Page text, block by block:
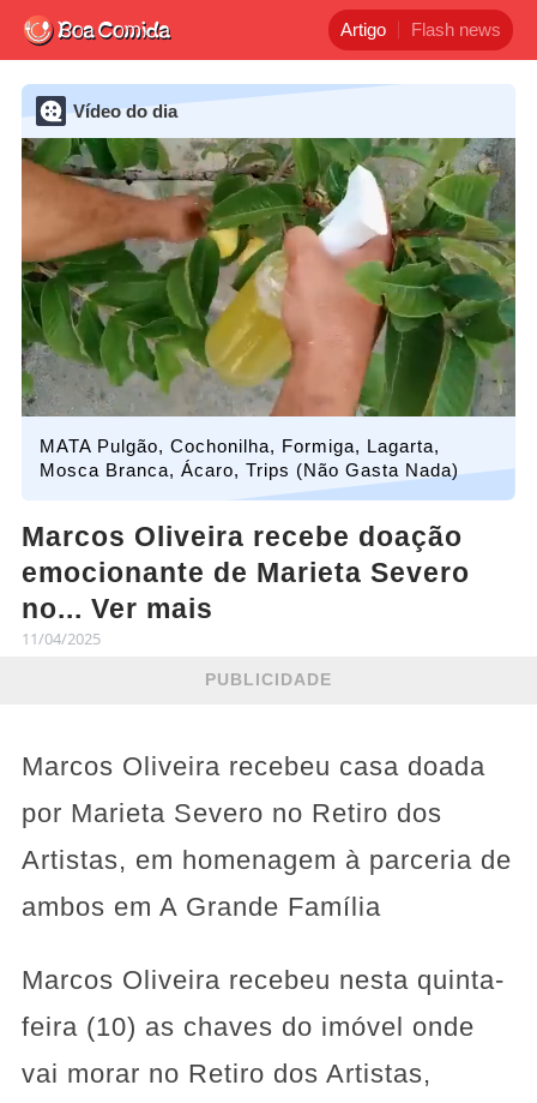
Artigo Flash news
Vídeo do dia
MATA Pulgão, Cochonilha, Formiga, Lagarta,
Mosca Branca, Ácaro, Trips (Não Gasta Nada)
Marcos Oliveira recebe doação
emocionante de Marieta Severo
no... Ver mais
11/04/2025
PUBLICIDADE
Marcos Oliveira recebeu casa doada
por Marieta Severo no Retiro dos
Artistas, em homenagem à parceria de
ambos em A Grande Família
Marcos Oliveira recebeu nesta quinta-
feira (10) as chaves do imóvel onde
vai morar no Retiro dos Artistas,